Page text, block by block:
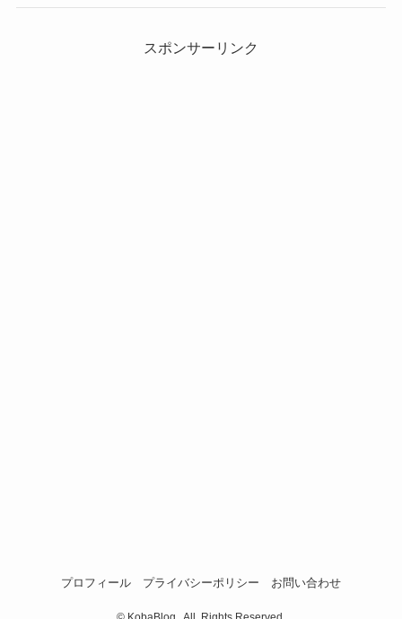
スポンサーリンク
プロフィール プライバシーポリシー お問い合わせ